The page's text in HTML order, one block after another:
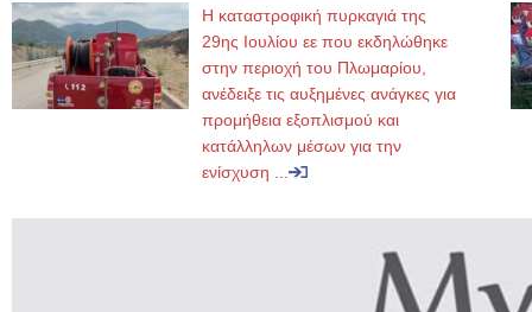
Η καταστροφική πυρκαγιά της
29ης Ιουλίου εε που εκδηλώθηκε
στην περιοχή του Πλωμαρίου,
ανέδειξε τις αυξημένες ανάγκες για
προμήθεια εξοπλισμού και
κατάλληλων μέσων για την
ενίσχυση ...